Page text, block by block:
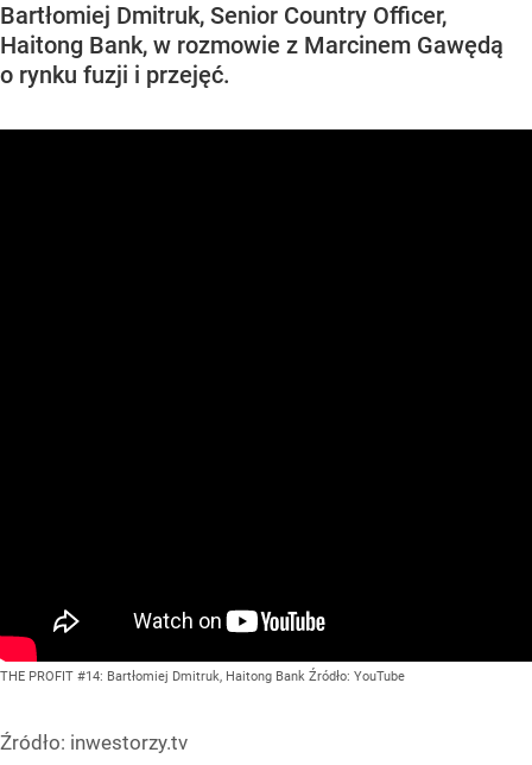
Bartłomiej Dmitruk, Senior Country Officer,
Haitong Bank, w rozmowie z Marcinem Gawędą
o rynku fuzji i przejęć.
THE PROFIT #14: Bartłomiej Dmitruk, Haitong Bank Źródło: YouTube
Źródło: inwestorzy.tv